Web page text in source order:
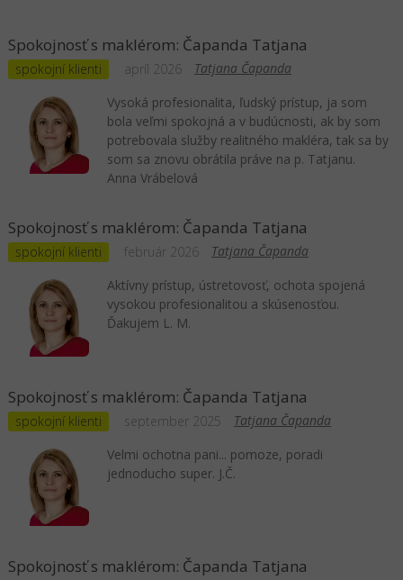
Spokojnosť s maklérom: Čapanda Tatjana
spokojní klienti Tatjana Čapanda
apríl 2026
Vysoká profesionalita, ľudský prístup, ja som
bola veľmi spokojná a v budúcnosti, ak by som
potrebovala služby realitného makléra, tak sa by
som sa znovu obrátila práve na p. Tatjanu.
Anna Vrábelová
Spokojnosť s maklérom: Čapanda Tatjana
spokojní klienti Tatjana Čapanda
február 2026
Aktívny prístup, ústretovosť, ochota spojená
vysokou profesionalitou a skúsenosťou.
Ďakujem L. M.
Spokojnosť s maklérom: Čapanda Tatjana
spokojní klienti Tatjana Čapanda
september 2025
Velmi ochotna pani... pomoze, poradi
jednoducho super. J.Č.
Spokojnosť s maklérom: Čapanda Tatjana